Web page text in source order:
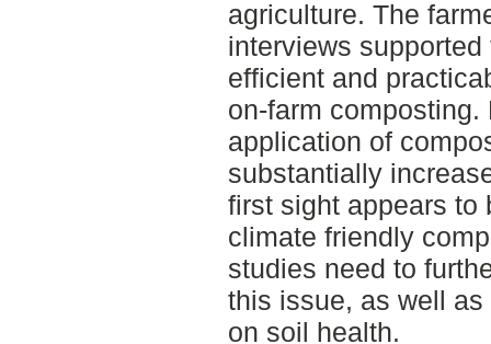
agriculture. The
interviews
efficient and
on-farm
application of
substantially
first sight appears to
climate friendly
studies need to
this issue, as well
on soil health.